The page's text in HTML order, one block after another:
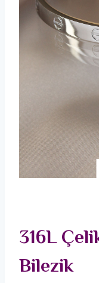
316L
Bilezik